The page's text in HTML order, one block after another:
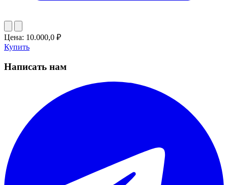
Цена: 10.000,0 ₽
Купить
Написать нам